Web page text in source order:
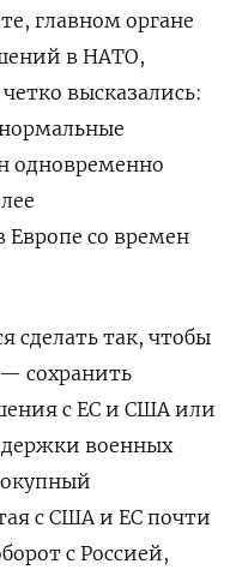
главном органе
в НАТО,
высказались:
одновременно
со времен
сделать так, чтобы
сохранить
с ЕС и США или
военных
с США и ЕС почти
с Россией,